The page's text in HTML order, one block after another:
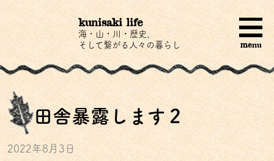
kunisaki life
海・山・川・歴史、
そして繋がる人々の暮らし
menu
田舎暴露します２
2022年8月3日